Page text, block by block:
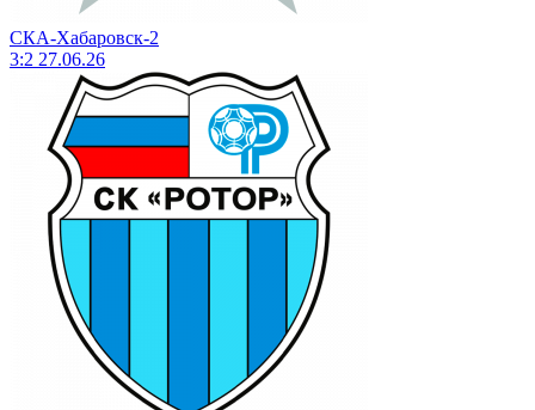
СКА-Хабаровск-2
3:2 27.06.26